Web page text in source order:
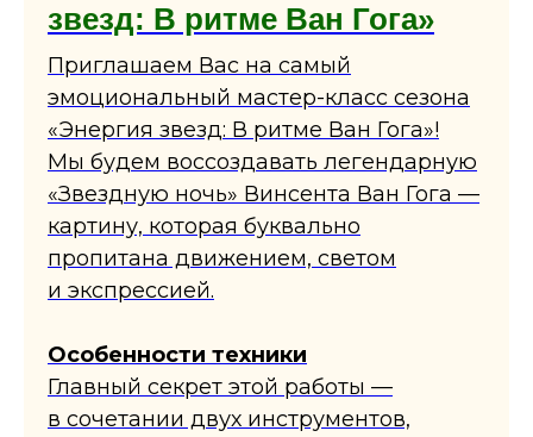
звезд: В ритме Ван Гога»
Приглашаем Вас на самый
эмоциональный мастер-класс сезона
«Энергия звезд: В ритме Ван Гога»!
Мы будем воссоздавать легендарную
«Звездную ночь» Винсента Ван Гога —
картину, которая буквально
пропитана движением, светом
и экспрессией.
​Особенности техники
​Главный секрет этой работы —
в сочетании двух инструментов,